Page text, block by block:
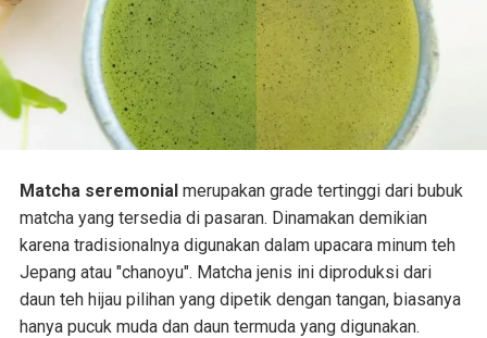
Matcha seremonialmerupakan grade tertinggi dari bubuk
matcha yang tersedia di pasaran. Dinamakan demikian
karena tradisionalnya digunakan dalam upacara minum teh
Jepang atau "chanoyu". Matcha jenis ini diproduksi dari
daun teh hijau pilihan yang dipetik dengan tangan, biasanya
hanya pucuk muda dan daun termuda yang digunakan.